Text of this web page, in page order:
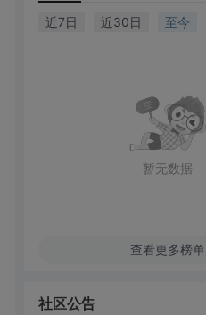
近7日 近30日 至今
暂无数据
查看更多榜单
社区公告